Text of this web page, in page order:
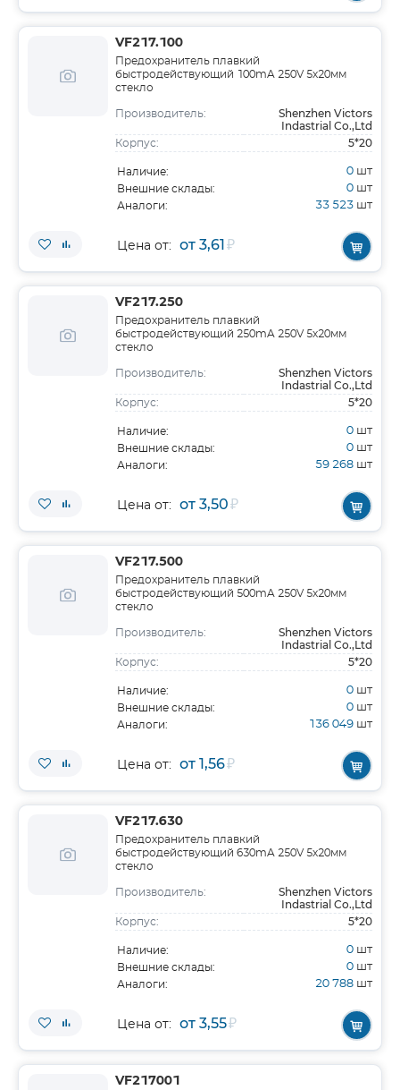
VF217.100
Предохранитель плавкий
быстродействующий 100mA 250V 5х20мм
стекло
Производитель:
Shenzhen Victors
Indastrial Co.,Ltd
Корпус: 5*20
Наличие: 0 шт
Внешние склады: 0 шт
Аналоги: 33 523 шт
Цена от: от 3,61₽
VF217.250
Предохранитель плавкий
быстродействующий 250mA 250V 5х20мм
стекло
Производитель:
Shenzhen Victors
Indastrial Co.,Ltd
Корпус: 5*20
Наличие: 0 шт
Внешние склады: 0 шт
Аналоги: 59 268 шт
Цена от: от 3,50₽
VF217.500
Предохранитель плавкий
быстродействующий 500mA 250V 5х20мм
стекло
Производитель:
Shenzhen Victors
Indastrial Co.,Ltd
Корпус: 5*20
Наличие: 0 шт
Внешние склады: 0 шт
Аналоги: 136 049 шт
Цена от: от 1,56₽
VF217.630
Предохранитель плавкий
быстродействующий 630mA 250V 5х20мм
стекло
Производитель:
Shenzhen Victors
Indastrial Co.,Ltd
Корпус: 5*20
Наличие: 0 шт
Внешние склады: 0 шт
Аналоги: 20 788 шт
Цена от: от 3,55₽
VF217001